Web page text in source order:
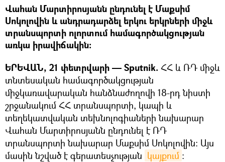
Վահան Մարտիրոսյանն ընդունել է Մաքսիմ
Սոկոլովին և անդրադարձել երկու երկրների միջև
տրանսպորտի ոլորտում համագործակցության
առկա իրավիճակին։
ԵՐԵՎԱՆ, 21 փետրվարի — Sputnik. ՀՀ և ՌԴ միջև
տնտեսական համագործակցության
միջկառավարական հանձնաժողովի 18-րդ նիստի
շրջանակում ՀՀ տրանսպորտի, կապի և
տեղեկատվական տեխնոլոգիաների նախարար
Վահան Մարտիրոսյանն ընդունել է ՌԴ
տրանսպորտի նախարար Մաքսիմ Սոկոլովին: Այս
մասին նշված է գերատեսչության կայքում :